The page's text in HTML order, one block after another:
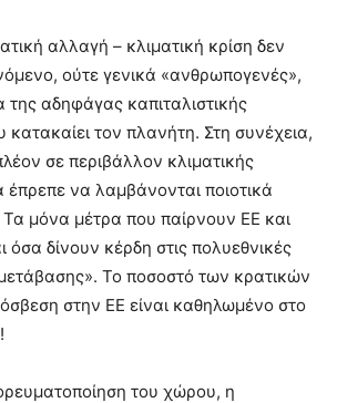
αλλαγή – κλιματική κρίση δεν
ούτε γενικά «ανθρωπογενές»,
αδηφάγας καπιταλιστικής
κατακαίει τον πλανήτη. Στη συνέχεια,
σε περιβάλλον κλιματικής
να λαμβάνονται ποιοτικά
μόνα μέτρα που παίρνουν ΕΕ και
όσα δίνουν κέρδη στις πολυεθνικές
Το ποσοστό των κρατικών
στην ΕΕ είναι καθηλωμένο στο
του χώρου, η